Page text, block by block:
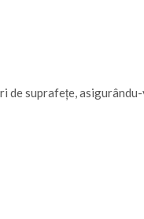
suprafețe,